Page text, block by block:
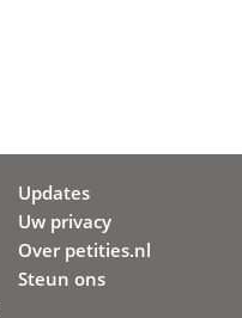
Updates
Uw privacy
Over petities.nl
Steun ons